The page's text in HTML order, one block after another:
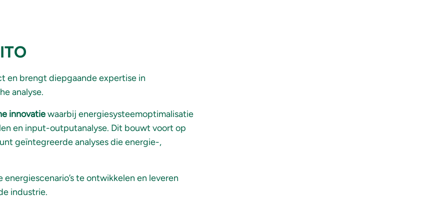
en brengt diepgaande expertise in
analyse.
innovatiewaarbij energiesysteemoptimalisatie
en input-outputanalyse. Dit bouwt voort op
geïntegreerde analyses die energie-,
te ontwikkelen en leveren
industrie.